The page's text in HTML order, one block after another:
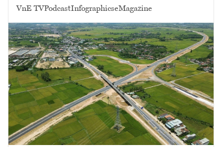
VnE TVPodcastInfographicseMagazine